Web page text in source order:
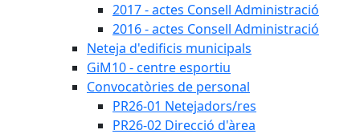
2017 - actes Consell Administració
2016 - actes Consell Administració
Neteja d'edificis municipals
GiM10 - centre esportiu
Convocatòries de personal
PR26-01 Netejadors/res
PR26-02 Direcció d'àrea